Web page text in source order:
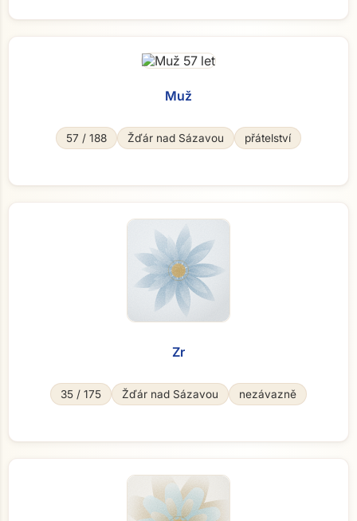
Muž
57 / 188 Žďár nad Sázavou přátelství
Zr
35 / 175 Žďár nad Sázavou nezávazně